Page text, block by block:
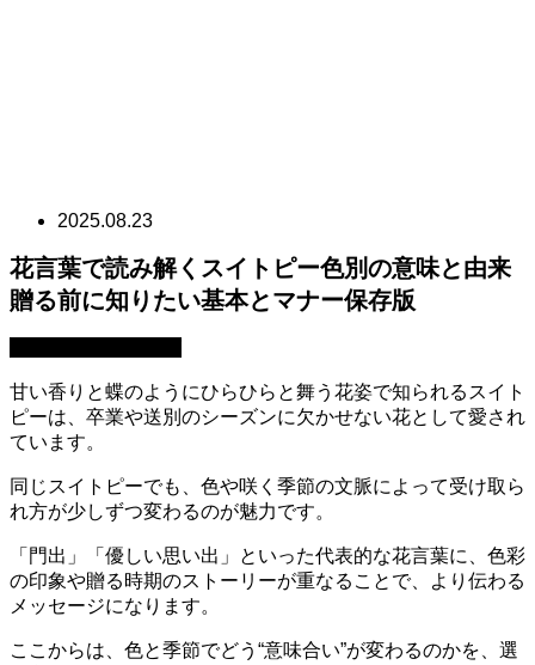
2025.08.23
花言葉で読み解くスイトピー色別の意味と由来
贈る前に知りたい基本とマナー保存版
甘い香りと蝶のようにひらひらと舞う花姿で知られるスイト
ピーは、卒業や送別のシーズンに欠かせない花として愛され
ています。
同じスイトピーでも、色や咲く季節の文脈によって受け取ら
れ方が少しずつ変わるのが魅力です。
「門出」「優しい思い出」といった代表的な花言葉に、色彩
の印象や贈る時期のストーリーが重なることで、より伝わる
メッセージになります。
ここからは、色と季節でどう“意味合い”が変わるのかを、選